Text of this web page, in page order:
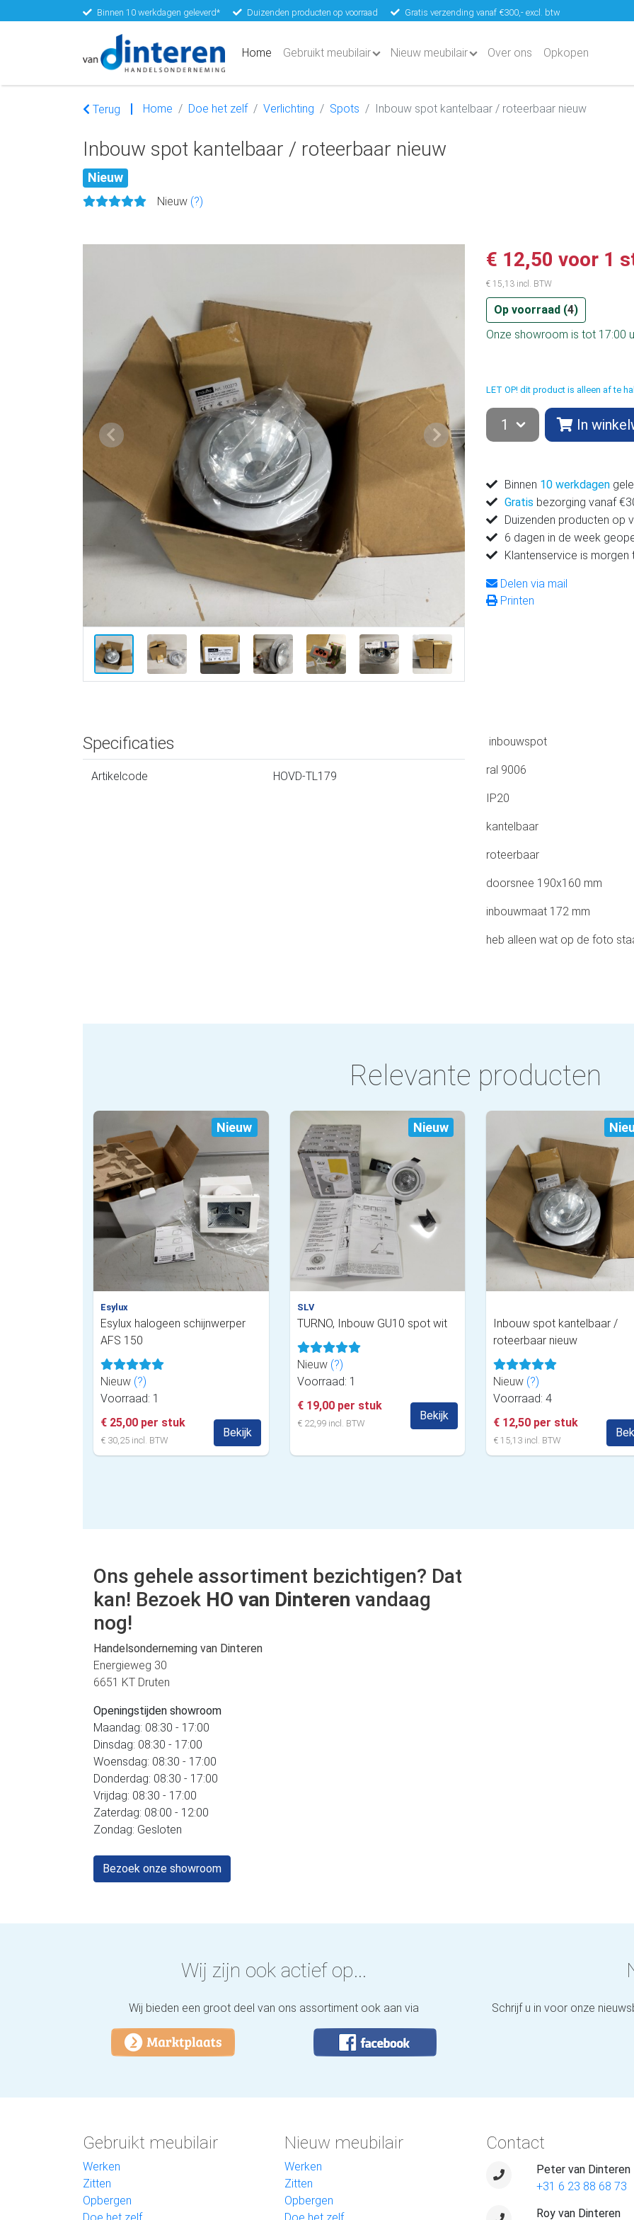
Binnen 10 werkdagen geleverd* Duizenden producten op voorraad Gratis verzending vanaf €300,- excl. btw
Home (current)
Gebruikt meubilair Nieuw meubilair Over ons Opkopen
Terug Home Doe het zelf Verlichting Spots Inbouw spot kantelbaar / roteerbaar nieuw
Inbouw spot kantelbaar / roteerbaar nieuw
Nieuw
Nieuw (?)
Vorige Volgende
€ 12,50 voor 1
€ 15,13 incl. BTW
Op voorraad (4)
Onze showroom is tot 17:00
LET OP! dit product is alleen af te
In
Binnen 10 werkdagen
Gratis bezorging vanaf
Duizenden producten op
6 dagen in de week
Klantenservice is
Delen via mail
Printen
inbouwspot
ral 9006
IP20
kantelbaar
roteerbaar
doorsnee 190x160 mm
inbouwmaat 172 mm
heb alleen wat op de foto
Specificaties
Artikelcode HOVD-TL179
Relevante producten
Nieuw
Esylux
Esylux halogeen schijnwerper
AFS 150
Nieuw (?)
Voorraad: 1
€ 25,00 per stuk
€ 30,25 incl. BTW
Bekijk
Nieuw
SLV
TURNO, Inbouw GU10 spot wit
Nieuw (?)
Voorraad: 1
€ 19,00 per stuk
€ 22,99 incl. BTW
Bekijk
Inbouw spot kantelbaar /
roteerbaar nieuw
Nieuw (?)
Voorraad: 4
€ 12,50 per stuk
€ 15,13 incl. BTW
Ons gehele assortiment bezichtigen? Dat
kan! Bezoek HO van Dinteren vandaag
nog!
Handelsonderneming van Dinteren
Energieweg 30
6651 KT Druten
Openingstijden showroom
Maandag: 08:30 - 17:00
Dinsdag: 08:30 - 17:00
Woensdag: 08:30 - 17:00
Donderdag: 08:30 - 17:00
Vrijdag: 08:30 - 17:00
Zaterdag: 08:00 - 12:00
Zondag: Gesloten
Bezoek onze showroom
Wij zijn ook actief op...
Wij bieden een groot deel van ons assortiment ook aan via Schrijf u in voor onze
Gebruikt meubilair
Werken
Zitten
Opbergen
Doe het zelf
Nieuw meubilair
Werken
Zitten
Opbergen
Doe het zelf
Contact
Peter van Dinteren
+31 6 23 88 68 73
Roy van Dinteren